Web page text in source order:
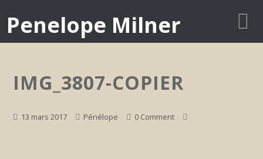
Penelope Milner
IMG_3807-COPIER
13 mars 2017 Pénélope 0 Comment